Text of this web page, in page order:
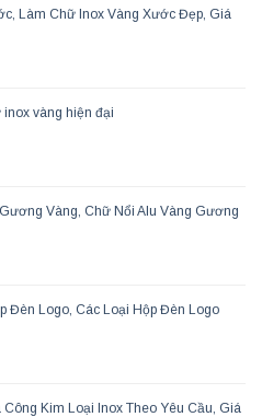
Làm Chữ Inox Vàng Xước Đẹp, Giá
vàng hiện đại
Vàng, Chữ Nổi Alu Vàng Gương
Đèn Logo, Các Loại Hộp Đèn Logo
Kim Loại Inox Theo Yêu Cầu, Giá